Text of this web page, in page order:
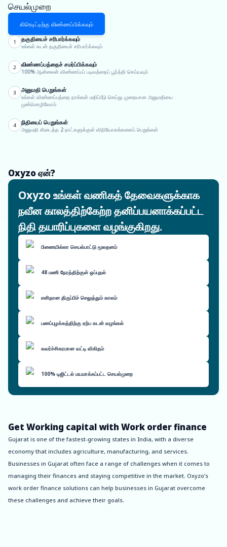
செயல்முறை
கிரெடிட்டிற்கு விண்ணப்பிக்கவும்
1 தகுதியைச் சரிபார்க்கவும்
உங்கள் கடன் தகுதியைச் சரிபார்க்கவும்
2 விண்ணப்பத்தைச் சமர்ப்பிக்கவும்
100% ஆன்லைன் விண்ணப்பப் படிவத்தைப் பூர்த்தி செய்யவும்
3 அனுமதி பெறுங்கள்
உங்கள் விண்ணப்பத்தை நாங்கள் மதிப்பீடு செய்து முறையான அனுமதியை
முன்மொழிவோம்
4 நிதியைப் பெறுங்கள்
அனுமதி கிடைத்த 2 நாட்களுக்குள் விநியோகங்களைப் பெறுங்கள்
Oxyzo ஏன்?
Oxyzo உங்கள் வணிகத் தேவைகளுக்காக
நவீன காலத்திற்கேற்ற தனிப்பயனாக்கப்பட்ட
நிதி தயாரிப்புகளை வழங்குகிறது.
பிணையில்லா செயல்பாட்டு மூலதனம்
48 மணி நேரத்திற்குள் ஒப்புதல்
எளிதான திருப்பிச் செலுத்தும் காலம்
பணப்புழக்கத்திற்கு ஏற்ப கடன் வழங்கல்
கவர்ச்சிகரமான வட்டி விகிதம்
100% டிஜிட்டல் மயமாக்கப்பட்ட செயல்முறை
Get Working capital with Work order finance
Gujarat is one of the fastest-growing states in India, with a diverse
economy that includes agriculture, manufacturing, and services.
Businesses in Gujarat often face a range of challenges when it comes to
managing their finances and staying competitive in the market. Oxyzo’s
work order finance solutions can help businesses in Gujarat overcome
these challenges and achieve their goals.